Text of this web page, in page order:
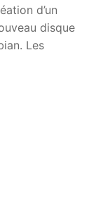
d’un
disque
Les